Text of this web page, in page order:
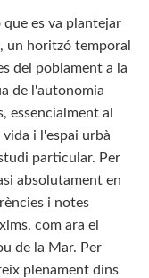
es va plantejar
un horitzó temporal
del poblament a la
de l'autonomia
essencialment al
i l'espai urbà
particular. Per
absolutament en
i notes
com ara el
de la Mar. Per
plenament dins